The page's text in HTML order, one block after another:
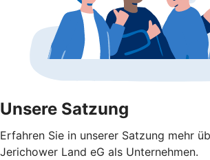
Unsere Satzung
Erfahren Sie in unserer Satzung mehr
Jerichower Land eG als Unternehmen.